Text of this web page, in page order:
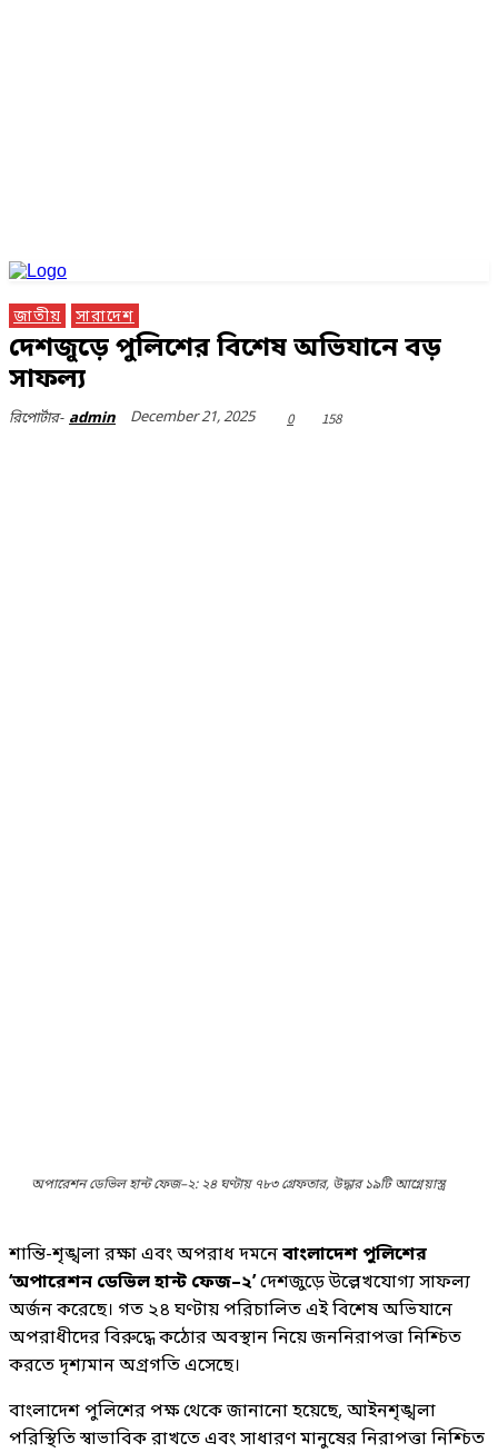
জাতীয় সারাদেশ
দেশজুড়ে পুলিশের বিশেষ অভিযানে বড়
সাফল্য
রিপোর্টার- admin December 21, 2025 0 158
অপারেশন ডেভিল হান্ট ফেজ–২: ২৪ ঘণ্টায় ৭৮৩ গ্রেফতার, উদ্ধার ১৯টি আগ্নেয়াস্ত্র
শান্তি-শৃঙ্খলা রক্ষা এবং অপরাধ দমনেবাংলাদেশ পুলিশের
‘অপারেশন ডেভিল হান্ট ফেজ–২’দেশজুড়ে উল্লেখযোগ্য সাফল্য
অর্জন করেছে। গত ২৪ ঘণ্টায় পরিচালিত এই বিশেষ অভিযানে
অপরাধীদের বিরুদ্ধে কঠোর অবস্থান নিয়ে জননিরাপত্তা নিশ্চিত
করতে দৃশ্যমান অগ্রগতি এসেছে।
বাংলাদেশ পুলিশের পক্ষ থেকে জানানো হয়েছে, আইনশৃঙ্খলা
পরিস্থিতি স্বাভাবিক রাখতে এবং সাধারণ মানুষের নিরাপত্তা নিশ্চিত